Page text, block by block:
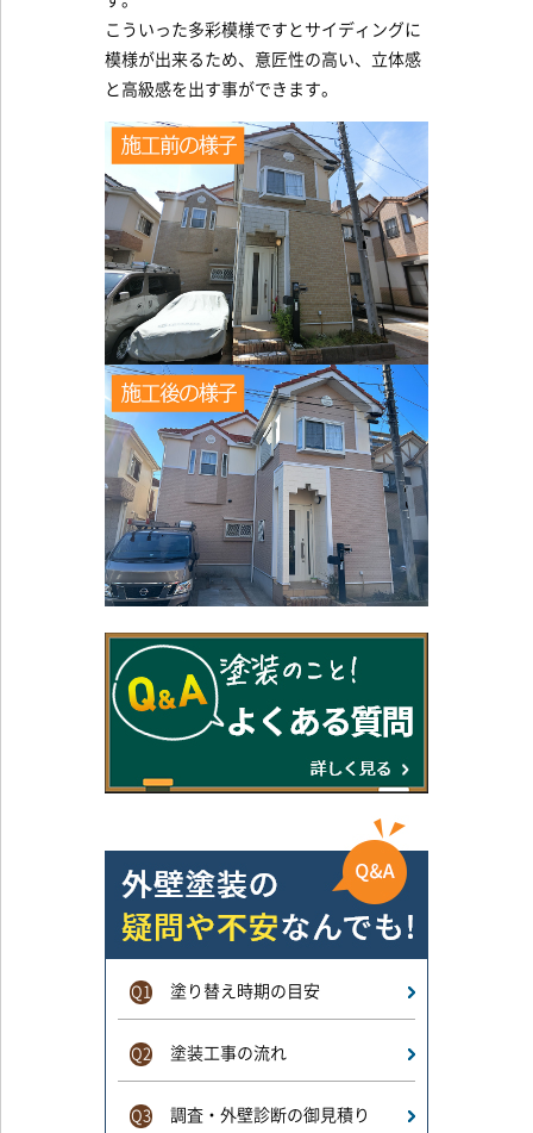
こういった多彩模様ですとサイディングに
模様が出来るため、意匠性の高い、立体感
と高級感を出す事ができます。
Q1 塗り替え時期の目安
Q2 塗装工事の流れ
Q3 調査・外壁診断の御見積り